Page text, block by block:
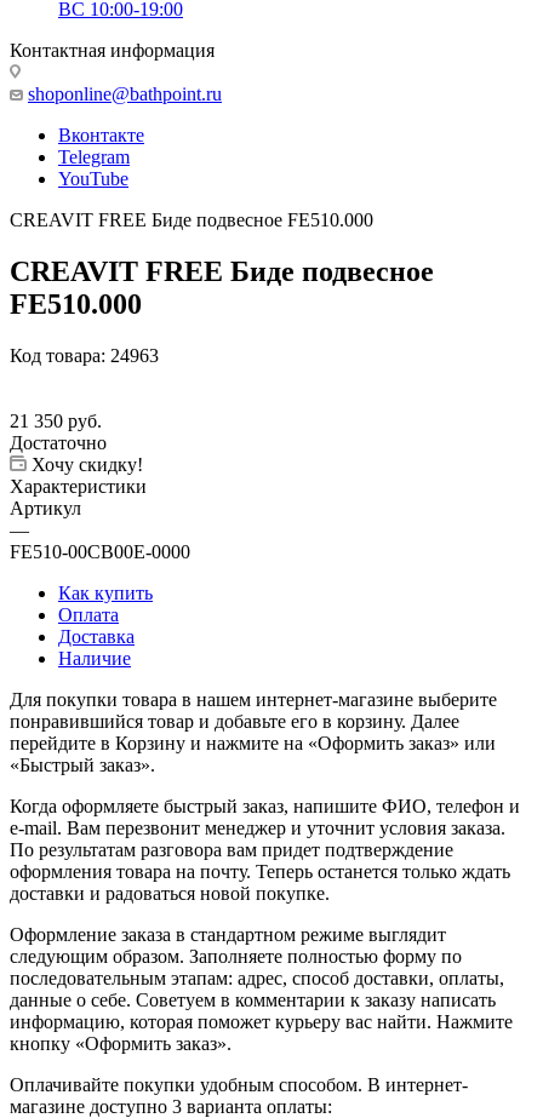
ВС 10:00-19:00
Контактная информация
shoponline@bathpoint.ru
Вконтакте
Telegram
YouTube
CREAVIT FREE Биде подвесное FE510.000
CREAVIT FREE Биде подвесное
FE510.000
Код товара: 24963
21 350 руб.
Достаточно
Хочу скидку!
Характеристики
Артикул
—
FE510-00CB00E-0000
Как купить
Оплата
Доставка
Наличие
Для покупки товара в нашем интернет-магазине выберите
понравившийся товар и добавьте его в корзину. Далее
перейдите в Корзину и нажмите на «Оформить заказ» или
«Быстрый заказ».
Когда оформляете быстрый заказ, напишите ФИО, телефон и
e-mail. Вам перезвонит менеджер и уточнит условия заказа.
По результатам разговора вам придет подтверждение
оформления товара на почту. Теперь останется только ждать
доставки и радоваться новой покупке.
Оформление заказа в стандартном режиме выглядит
следующим образом. Заполняете полностью форму по
последовательным этапам: адрес, способ доставки, оплаты,
данные о себе. Советуем в комментарии к заказу написать
информацию, которая поможет курьеру вас найти. Нажмите
кнопку «Оформить заказ».
Оплачивайте покупки удобным способом. В интернет-
магазине доступно 3 варианта оплаты: